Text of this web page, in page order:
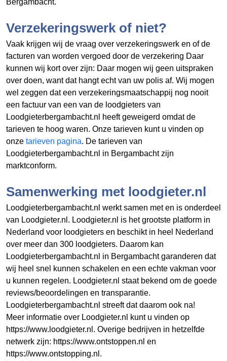
Bergambacht.
Verzekeringswerk of niet?
Vaak krijgen wij de vraag over verzekeringswerk en of de
facturen van worden vergoed door de verzekering Daar
kunnen wij kort over zijn: Daar mogen wij geen uitspraken
over doen, want dat hangt echt van uw polis af. Wij mogen
wel zeggen dat een verzekeringsmaatschappij nog nooit
een factuur van een van de loodgieters van
Loodgieterbergambacht.nl heeft geweigerd omdat de
tarieven te hoog waren. Onze tarieven kunt u vinden op
onze tarieven pagina. De tarieven van
Loodgieterbergambacht.nl in Bergambacht zijn
marktconform.
Samenwerking met loodgieter.nl
Loodgieterbergambacht.nl werkt samen met en is onderdeel
van Loodgieter.nl. Loodgieter.nl is het grootste platform in
Nederland voor loodgieters en beschikt in heel Nederland
over meer dan 300 loodgieters. Daarom kan
Loodgieterbergambacht.nl in Bergambacht garanderen dat
wij heel snel kunnen schakelen en een echte vakman voor
u kunnen regelen. Loodgieter.nl staat bekend om de goede
reviews/beoordelingen en transparantie.
Loodgieterbergambacht.nl streeft dat daarom ook na!
Meer informatie over Loodgieter.nl kunt u vinden op
https://www.loodgieter.nl. Overige bedrijven in hetzelfde
netwerk zijn: https://www.ontstoppen.nl en
https://www.ontstopping.nl.